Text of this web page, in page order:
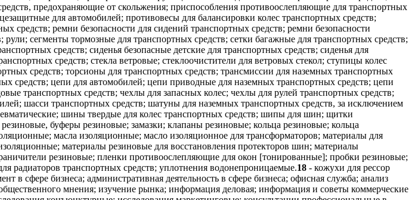
предохраняющие от скольжения; приспособления противоослепляющие для транспортных
для автомобилей; противовесы для балансировки колес транспортных средств;
ремни безопасности для сидений транспортных средств; ремни безопасности
сегменты тормозные для транспортных средств; сетки багажные для транспортных средств;
средств; сиденья безопасные детские для транспортных средств; сиденья для
средств; стекла ветровые; стеклоочистители для ветровых стекол; ступицы колес
средств; торсионы для транспортных средств; трансмиссии для наземных транспортных
средств; цепи для автомобилей; цепи приводные для наземных транспортных средств; цепи
транспортных средств; чехлы для запасных колес; чехлы для рулей транспортных средств;
шасси транспортных средств; шатуны для наземных транспортных средств, за исключением
шины твердые для колес транспортных средств; шипы для шин; щитки
буферы резиновые; замазки; клапаны резиновые; кольца резиновые; кольца
масла изоляционные; масло изоляционное для трансформаторов; материалы для
материалы резиновые для восстановления протекторов шин; материалы
резиновые; пленки противоослепляющие для окон [тонированные]; пробки резиновые;
радиаторов транспортных средств; уплотнения водонепроницаемые.18 - кожухи для рессор
в сфере бизнеса; административная деятельность в сфере бизнеса; офисная служба; анализ
мнения; изучение рынка; информация деловая; информация и советы коммерческие